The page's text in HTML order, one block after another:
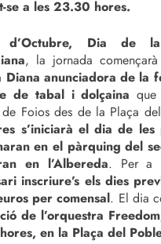
se a les 23.30 hores.
Dia de la
, la jornada
Diana anunciadora de la
de tabal i dolçaina
de Foios des de la Plaça
s’iniciarà el dia de les
en el pàrquing del
en l’Albereda. Per a
inscriure’s els dies
per comensal. El dia
de l’orquestra
en la Plaça del